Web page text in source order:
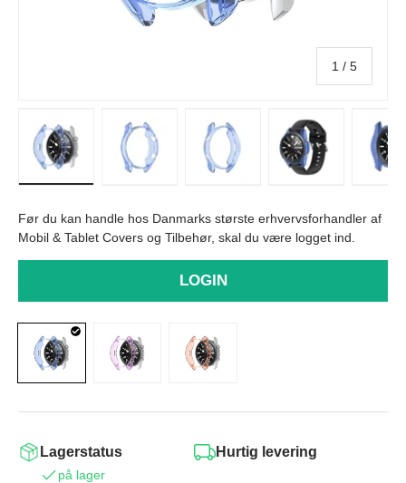
1 / af
5
Før du kan handle hos Danmarks største erhvervsforhandler af
Mobil & Tablet Covers og Tilbehør, skal du være logget ind.
LOGIN
Lagerstatus
på lager
Hurtig levering